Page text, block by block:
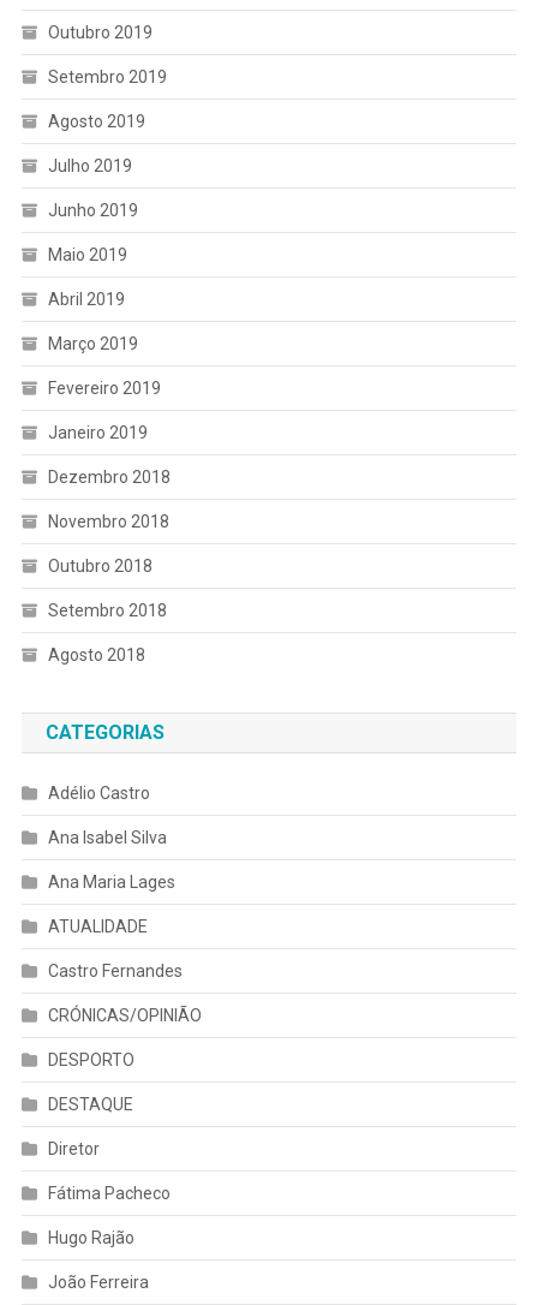
Outubro 2019
Setembro 2019
Agosto 2019
Julho 2019
Junho 2019
Maio 2019
Abril 2019
Março 2019
Fevereiro 2019
Janeiro 2019
Dezembro 2018
Novembro 2018
Outubro 2018
Setembro 2018
Agosto 2018
CATEGORIAS
Adélio Castro
Ana Isabel Silva
Ana Maria Lages
ATUALIDADE
Castro Fernandes
CRÓNICAS/OPINIÃO
DESPORTO
DESTAQUE
Diretor
Fátima Pacheco
Hugo Rajão
João Ferreira